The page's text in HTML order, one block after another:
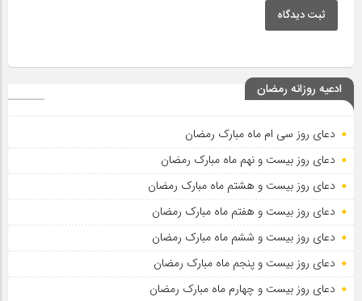
ثبت دیدگاه
ادعیه روزانه رمضان
دعای روز سی ام ماه مبارک رمضان
دعای روز بیست و نهم ماه مبارک رمضان
دعای روز بیست و هشتم ماه مبارک رمضان
دعای روز بیست و هفتم ماه مبارک رمضان
دعای روز بیست و ششم ماه مبارک رمضان
دعای روز بیست و پنجم ماه مبارک رمضان
دعای روز بیست و چهارم ماه مبارک رمضان